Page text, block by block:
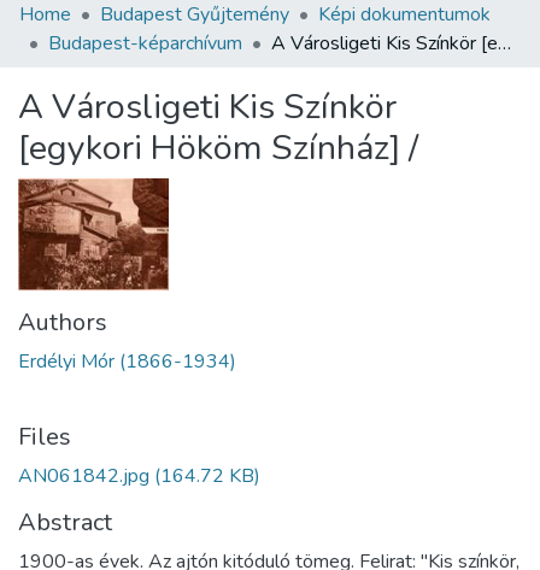
Communities & Collections
Statistics
About us
Home Budapest Gyűjtemény
Képi dokumentumok
Budapest-képarchívum
A Városligeti Kis Színkör [egykori Hököm Színház] /
A Városligeti Kis Színkör
[egykori Hököm Színház] /
Authors
Erdélyi Mór (1866-1934)
Files
AN061842.jpg (164.72 KB)
Abstract
1900-as évek. Az ajtón kitóduló tömeg. Felirat: "Kis színkör,